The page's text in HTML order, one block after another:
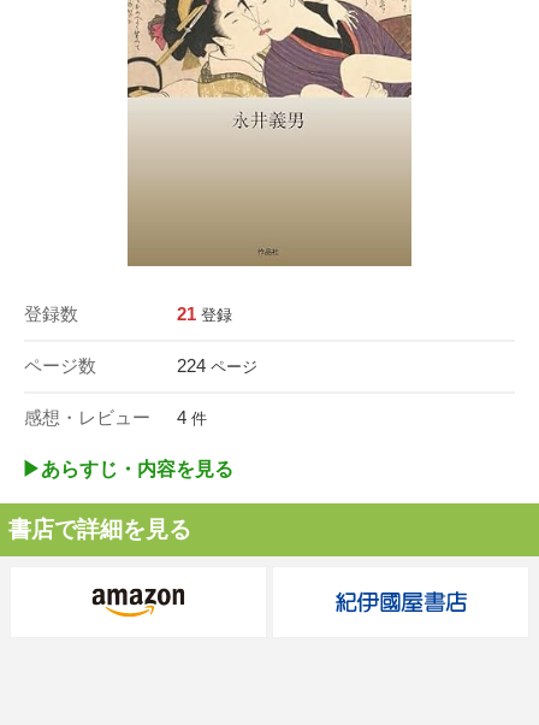
登録数 21 登録
ページ数 224 ページ
感想・レビュー 4 件
▶︎あらすじ・内容を見る
書店で詳細を見る